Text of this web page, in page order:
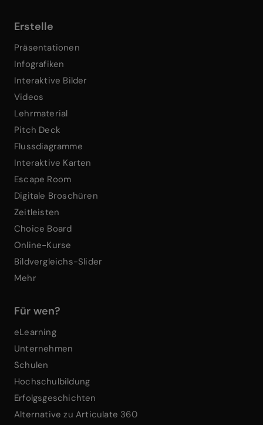
Erstelle
Präsentationen
Infografiken
Interaktive Bilder
Videos
Lehrmaterial
Pitch Deck
Flussdiagramme
Interaktive Karten
Escape Room
Digitale Broschüren
Zeitleisten
Choice Board
Online-Kurse
Bildvergleichs-Slider
Mehr
Für wen?
eLearning
Unternehmen
Schulen
Hochschulbildung
Erfolgsgeschichten
Alternative zu Articulate 360